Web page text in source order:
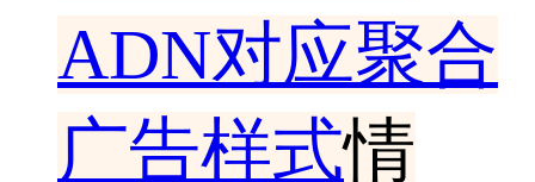
ADN对应聚合
广告样式情